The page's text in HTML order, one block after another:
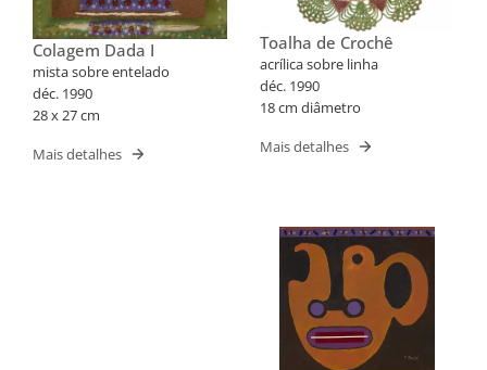
Colagem Dada I
mista sobre entelado
déc. 1990
28 x 27 cm
Mais detalhes
Toalha de Crochê
acrílica sobre linha
déc. 1990
18 cm diâmetro
Mais detalhes